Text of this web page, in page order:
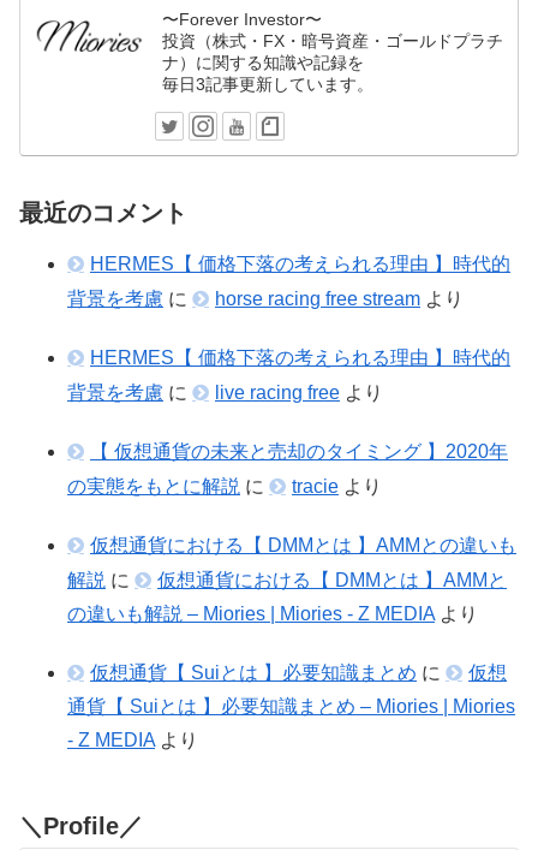
〜Forever Investor〜
投資（株式・FX・暗号資産・ゴールドプラチ
ナ）に関する知識や記録を
毎日3記事更新しています。
最近のコメント
HERMES【 価格下落の考えられる理由 】時代的
背景を考慮 に horse racing free stream より
HERMES【 価格下落の考えられる理由 】時代的
背景を考慮 に live racing free より
【 仮想通貨の未来と売却のタイミング 】2020年
の実態をもとに解説 に tracie より
仮想通貨における【 DMMとは 】AMMとの違いも
解説 に
仮想通貨における【 DMMとは 】AMMと
の違いも解説 – Miories | Miories - Z MEDIA より
仮想通貨【 Suiとは 】必要知識まとめ に
仮想
通貨【 Suiとは 】必要知識まとめ – Miories | Miories
- Z MEDIA より
＼Profile／